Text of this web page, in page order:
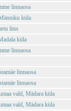
linnaosa
küla
linn
küla
linnaosa
linnaosa
linnaosa
vald, Mädara küla
vald, Mädara küla